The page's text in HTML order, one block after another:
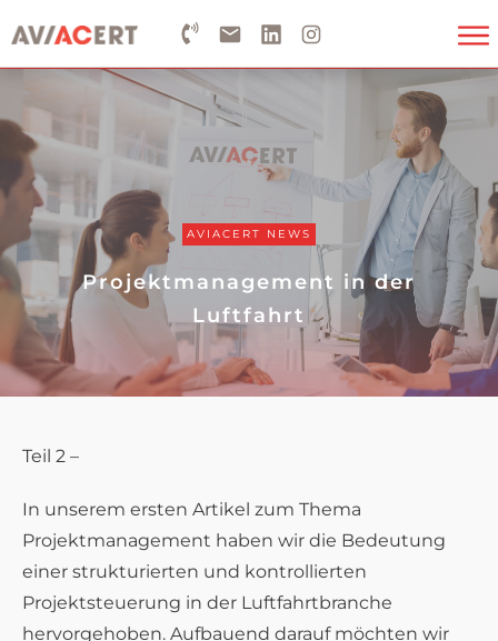
AVIACERT NEWS
Projektmanagement in der
Luftfahrt
Teil 2 –
In unserem ersten Artikel zum Thema
Projektmanagement haben wir die Bedeutung
einer strukturierten und kontrollierten
Projektsteuerung in der Luftfahrtbranche
hervorgehoben. Aufbauend darauf möchten wir